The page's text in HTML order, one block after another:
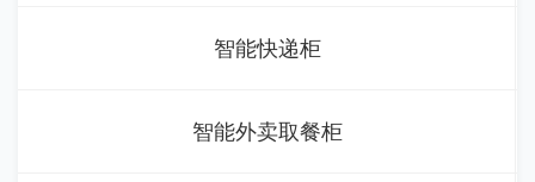
智能快递柜
智能外卖取餐柜